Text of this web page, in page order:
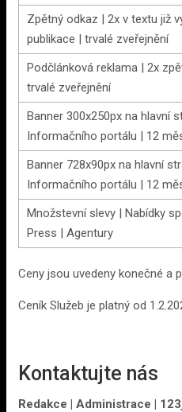
Zpětný odkaz | 2x v textu již
publikace | trvalé zveřejnění
Podčlánková reklama | 2x
trvalé zveřejnění
Banner 300x250px na hlavní
Informačního portálu | 12
Banner 728x90px na hlavní
Informačního portálu | 12
Množstevní slevy | Nabídky
Press | Agentury
Ceny jsou uvedeny konečné a
Ceník Služeb je platný od
Kontaktujte nás
Redakce | Administrace |